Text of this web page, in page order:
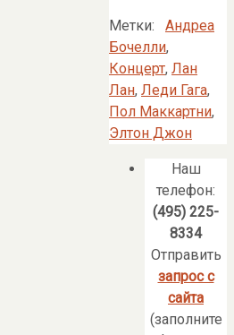
Метки:
Андреа
Бочелли,
Концерт, Лан
Лан, Леди Гага,
Пол Маккартни,
Элтон Джон
Наш
телефон:
(495) 225-
8334
Отправить
запрос с
сайта
(заполните